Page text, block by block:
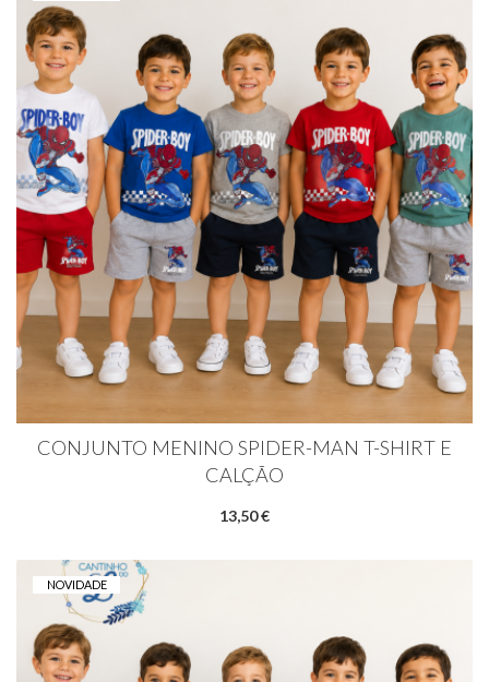
CONJUNTO MENINO SPIDER-MAN T-SHIRT E
CALÇÃO
13,50 €
NOVIDADE